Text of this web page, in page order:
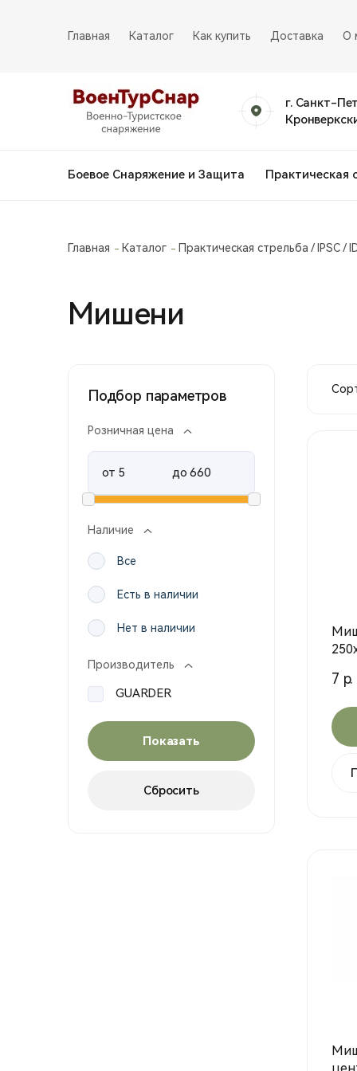
Главная Каталог Как купить Доставка О
г. Санкт-
Боевое Снаряжение и Защита Практическая
Главная Каталог Практическая стрельба / IPSC /
Мишени
Подбор параметров
Розничная цена
от до
Наличие
Все
Есть в наличии
Нет в наличии
Производитель
GUARDER
7 р.